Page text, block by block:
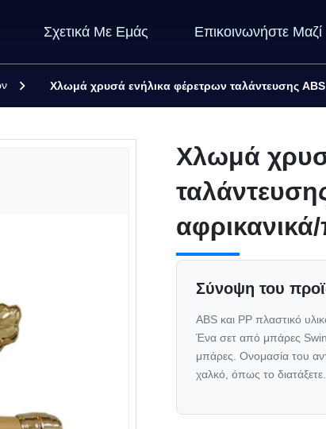
Σχετικά Με Εμάς Επικοινωνήστε
Χλωμά χρυσά ενήλικα φέρετρων ταλάντευσης
Χλωμά
Σύνοψη του
ABS και PP πλαστικό
Ένα σετ από μπάρες
μπάρες. Ονομασία του
χαλκό, όπως το